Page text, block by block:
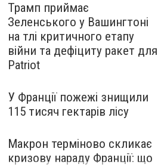
Трамп приймає
Зеленського у Вашингтоні
на тлі критичного етапу
війни та дефіциту ракет для
Patriot
У Франції пожежі знищили
115 тисяч гектарів лісу
Макрон терміново скликає
кризову нараду Франції: що